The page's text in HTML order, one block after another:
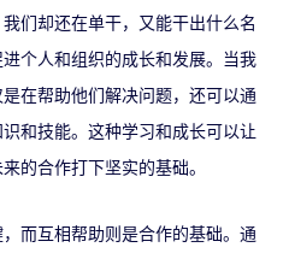
们却还在单干，又能干出什么名
个人和组织的成长和发展。当我
在帮助他们解决问题，还可以通
和技能。这种学习和成长可以让
的合作打下坚实的基础。
而互相帮助则是合作的基础。通